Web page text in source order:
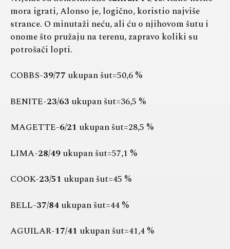
mora igrati, Alonso je, logično, koristio najviše
strance. O minutaži neću, ali ću o njihovom šutu i
onome što pružaju na terenu, zapravo koliki su
potrošači lopti.
COBBS-39/77 ukupan šut=50,6 %
BENITE-23/63 ukupan šut=36,5 %
MAGETTE-6/21 ukupan šut=28,5 %
LIMA-28/49ukupan šut=57,1 %
COOK-23/51 ukupan šut=45 %
BELL-37/84ukupan šut=44 %
AGUILAR-17/41 ukupan šut=41,4 %